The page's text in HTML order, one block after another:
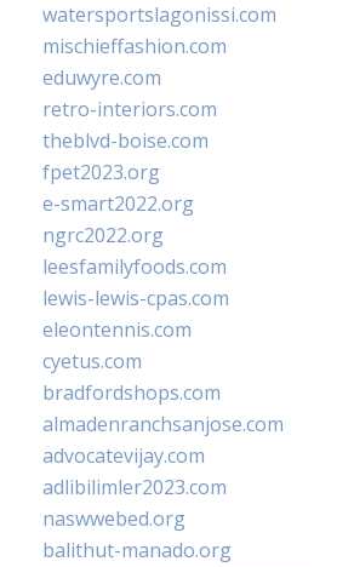
watersportslagonissi.com
mischieffashion.com
eduwyre.com
retro-interiors.com
theblvd-boise.com
fpet2023.org
e-smart2022.org
ngrc2022.org
leesfamilyfoods.com
lewis-lewis-cpas.com
eleontennis.com
cyetus.com
bradfordshops.com
almadenranchsanjose.com
advocatevijay.com
adlibilimler2023.com
naswwebed.org
balithut-manado.org